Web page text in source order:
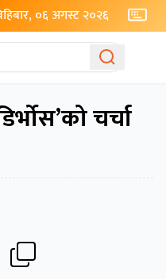
०६ अगस्ट २०२६
चर्चा